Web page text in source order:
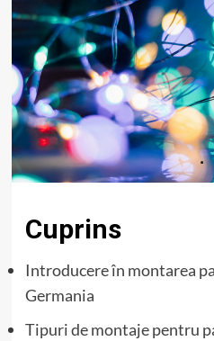
Cuprins
Introducere în montarea
Germania
Tipuri de montaje pentru